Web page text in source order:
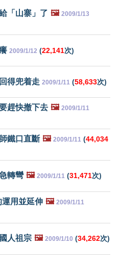
「山寨」了 🖼️ 2009/1/13
2009/1/12 (22,141次)
得兜着走 2009/1/11 (58,633次)
趕快撤下去 🖼️ 2009/1/11
鐵口直斷 🖼️ 2009/1/11 (44,034
轉彎 🖼️ 2009/1/11 (31,471次)
用並延伸 🖼️ 2009/1/11
人祖宗 🖼️ 2009/1/10 (34,262次)